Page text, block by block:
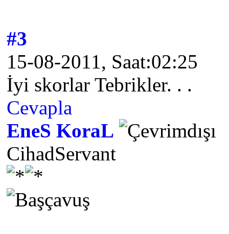
#3
15-08-2011, Saat:02:25
İyi skorlar Tebrikler. . .
Cevapla
EneS KoraL
CihadServant